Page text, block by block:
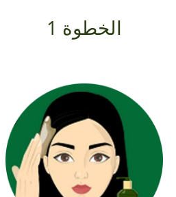
الخطوة 1